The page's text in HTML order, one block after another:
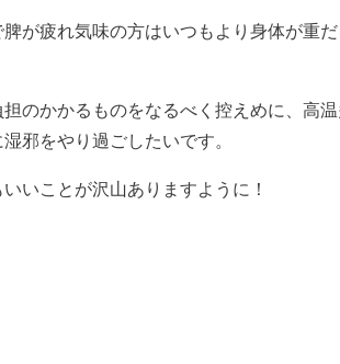
が疲れ気味の方はいつもより身体が重
のかかるものをなるべく控えめに、高
邪をやり過ごしたいです。
いことが沢山ありますように！